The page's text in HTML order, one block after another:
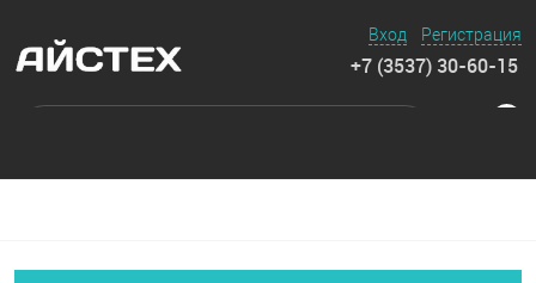
Вход Регистрация
+7 (3537) 30-60-15